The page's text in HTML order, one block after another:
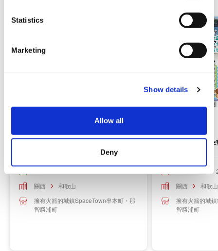
Statistics
Marketing
Show details
Allow all
Deny
關西
和歌山
擁有火箭的城鎮SpaceTown串本町・那
智勝浦町
橋杭海灘夏日嘉
2026-07-26
關西
和歌山
擁有火箭的城
智勝浦町